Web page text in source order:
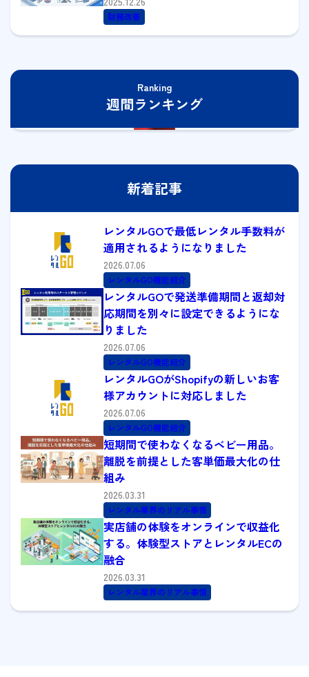
財務改善
Ranking
週間ランキング
新着記事
レンタルGOで最低レンタル手数料が
適用されるようになりました
2026.07.06
レンタルGO機能紹介
レンタルGOで発送準備期間と返却対
応期間を別々に設定できるようにな
りました
2026.07.06
レンタルGO機能紹介
レンタルGOがShopifyの新しいお客
様アカウントに対応しました
2026.07.06
レンタルGO機能紹介
短期間で使わなくなるベビー用品。
離脱を前提とした客単価最大化の仕
組み
2026.03.31
レンタル業界のリアル事情
実店舗の体験をオンラインで収益化
する。体験型ストアとレンタルECの
融合
2026.03.31
レンタル業界のリアル事情